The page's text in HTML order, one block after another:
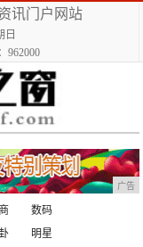
讯门户网站
日
962000
广告
数码
明星